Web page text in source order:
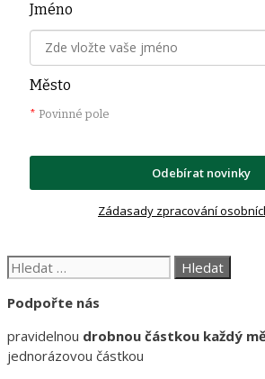
Jméno
Město
* Povinné pole
Odebírat novinky
Zádasady zpracování
Hledat:
Podpořte nás
pravidelnou drobnou částkou každý
jednorázovou částkou